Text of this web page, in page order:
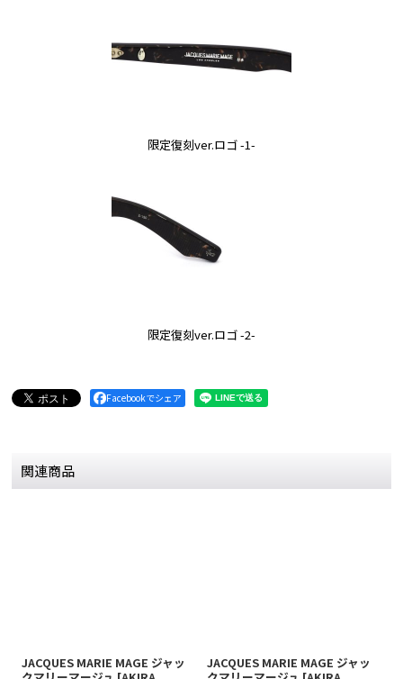
限定復刻ver.ロゴ -1-
限定復刻ver.ロゴ -2-
Facebookでシェア
関連商品
JACQUES MARIE MAGE ジャッ
JACQUES MARIE MAGE ジャッ